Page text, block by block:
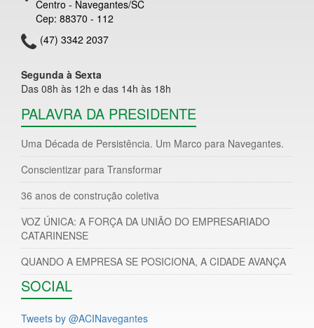
Centro - Navegantes/SC
Cep: 88370 - 112
(47) 3342 2037
Segunda à Sexta
Das 08h às 12h e das 14h às 18h
PALAVRA DA PRESIDENTE
Uma Década de Persistência. Um Marco para Navegantes.
Conscientizar para Transformar
36 anos de construção coletiva
VOZ ÚNICA: A FORÇA DA UNIÃO DO EMPRESARIADO
CATARINENSE
QUANDO A EMPRESA SE POSICIONA, A CIDADE AVANÇA
SOCIAL
Tweets by @ACINavegantes